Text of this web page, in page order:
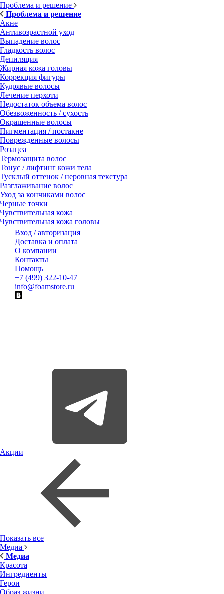
Проблема и решение
Проблема и решение
Акне
Антивозрастной уход
Выпадение волос
Гладкость волос
Депиляция
Жирная кожа головы
Коррекция фигуры
Кудрявые волосы
Лечение перхоти
Недостаток объема волос
Обезвоженность / сухость
Окрашенные волосы
Пигментация / постакне
Поврежденные волосы
Розацеа
Термозащита волос
Тонус / лифтинг кожи тела
Тусклый оттенок / неровная текстура
Разглаживание волос
Уход за кончиками волос
Черные точки
Чувствительная кожа
Чувствительная кожа головы
Вход / авторизация
Доставка и оплата
О компании
Контакты
Помощь
+7 (499) 322-10-47
info@foamstore.ru
Акции
Показать все
Медиа
Медиа
Красота
Ингредиенты
Герои
Образ жизни